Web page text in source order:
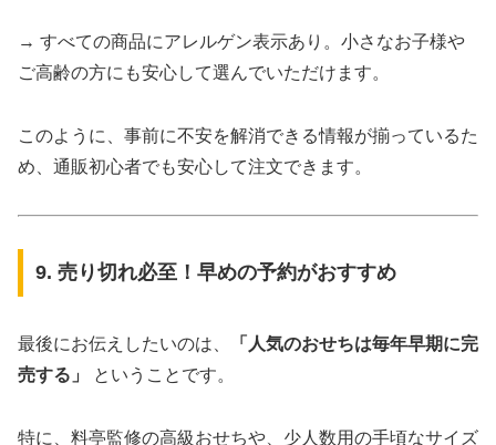
→ すべての商品にアレルゲン表示あり。小さなお子様や
ご高齢の方にも安心して選んでいただけます。
このように、事前に不安を解消できる情報が揃っているた
め、通販初心者でも安心して注文できます。
9. 売り切れ必至！早めの予約がおすすめ
最後にお伝えしたいのは、
「人気のおせちは毎年早期に完
売する」
ということです。
特に、料亭監修の高級おせちや、少人数用の手頃なサイズ